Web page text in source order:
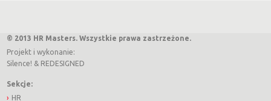
© 2013 HR Masters. Wszystkie prawa zastrzeżone.
Projekt i wykonanie:
Silence! & REDESIGNED
Sekcje:
HR